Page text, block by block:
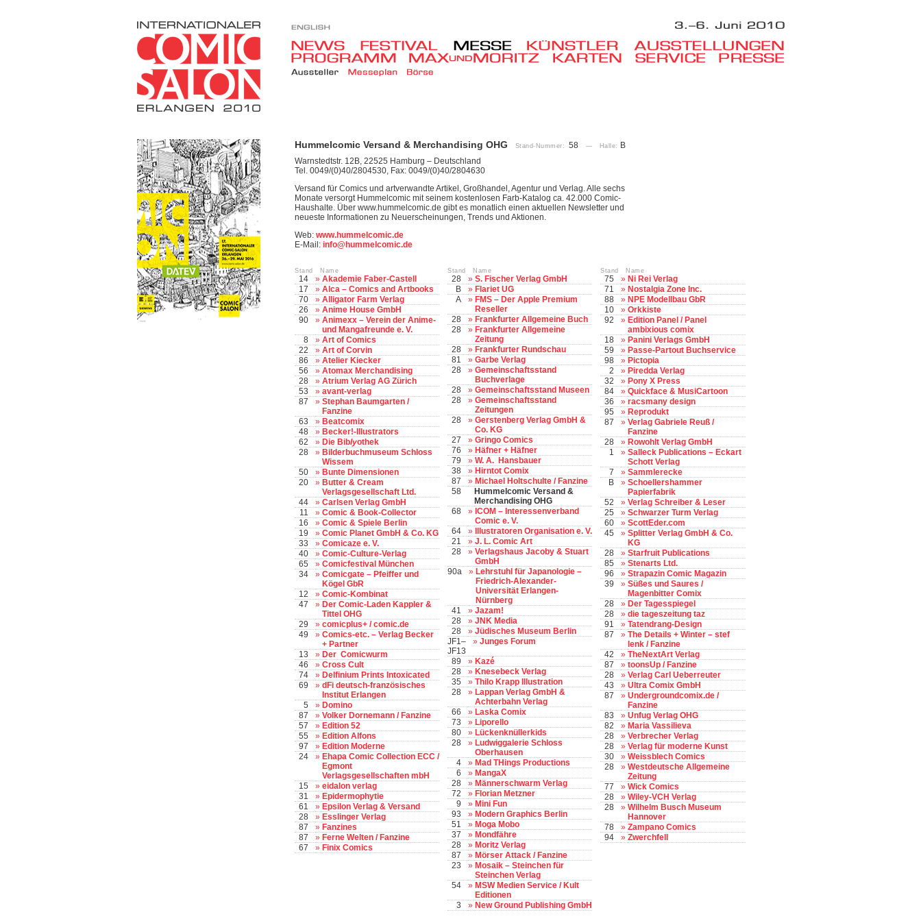
Hummelcomic Versand & Merchandising OHG Stand-Nummer: 58 — Halle:
B
Warnstedtstr. 12B, 22525 Hamburg – Deutschland
Tel. 0049/(0)40/2804530, Fax: 0049/(0)40/2804630
Versand für Comics und artverwandte Artikel, Großhandel, Agentur und Verlag. Alle sechs
Monate versorgt Hummelcomic mit seinem kostenlosen Farb-Katalog ca. 42.000 Comic-
Haushalte. Über www.hummelcomic.de gibt es monatlich einen aktuellen Newsletter und
neueste Informationen zu Neuerscheinungen, Trends und Aktionen.
Web: www.hummelcomic.de
E-Mail: info@hummelcomic.de
Stand Name Stand Name Stand Name
14 » Akademie Faber-Castell
17
» Alca – Comics and Artbooks
70
» Alligator Farm Verlag
26
» Anime House GmbH
90
» Animexx – Verein der Anime-
und Mangafreunde e. V.
8
» Art of Comics
22
» Art of Corvin
86
» Atelier Kiecker
56
» Atomax Merchandising
28
» Atrium Verlag AG Zürich
53
» avant-verlag
87
» Stephan Baumgarten /
Fanzine
63
» Beatcomix
48
» Becker!-Illustrators
62
» Die Biblyothek
28
» Bilderbuchmuseum Schloss
Wissem
50
» Bunte Dimensionen
20
» Butter & Cream
Verlagsgesellschaft Ltd.
44
» Carlsen Verlag GmbH
11
» Comic & Book-Collector
16
» Comic & Spiele Berlin
19
» Comic Planet GmbH & Co. KG
33
» Comicaze e. V.
40
» Comic-Culture-Verlag
65
» Comicfestival München
34
» Comicgate – Pfeiffer und
Kögel GbR
12
» Comic-Kombinat
47
» Der Comic-Laden Kappler &
Tittel OHG
29
» comicplus+ / comic.de
49
» Comics-etc. – Verlag Becker
+ Partner
13
» Der Comicwurm
46
» Cross Cult
74
» Delfinium Prints Intoxicated
69
» dFi deutsch-französisches
Institut Erlangen
5
» Domino
87
» Volker Dornemann / Fanzine
57
» Edition 52
55
» Edition Alfons
97
» Edition Moderne
24
» Ehapa Comic Collection ECC /
Egmont
Verlagsgesellschaften mbH
15
» eidalon verlag
31
» Epidermophytie
61
» Epsilon Verlag & Versand
28
» Esslinger Verlag
87
» Fanzines
87
» Ferne Welten / Fanzine
67
» Finix Comics
28 » S. Fischer Verlag GmbH
B
» Flariet UG
A
» FMS – Der Apple Premium
Reseller
28
» Frankfurter Allgemeine Buch
28
» Frankfurter Allgemeine
Zeitung
28
» Frankfurter Rundschau
81
» Garbe Verlag
28
» Gemeinschaftsstand
Buchverlage
28
» Gemeinschaftsstand Museen
28
» Gemeinschaftsstand
Zeitungen
28
» Gerstenberg Verlag GmbH &
Co. KG
27
» Gringo Comics
76
» Häfner + Häfner
79
» W. A. Hansbauer
38
» Hirntot Comix
87
» Michael Holtschulte / Fanzine
58
Hummelcomic Versand &
Merchandising OHG
68
» ICOM – Interessenverband
Comic e. V.
64
»
Illustratoren Organisation e. V.
21
» J. L. Comic Art
28
» Verlagshaus Jacoby & Stuart
GmbH
90a
» Lehrstuhl für Japanologie –
Friedrich-Alexander-
Universität Erlangen-
Nürnberg
41
» Jazam!
28
» JNK Media
28
» Jüdisches Museum Berlin
JF1–
JF13
» Junges Forum
89 » Kazé
28
» Knesebeck Verlag
35
» Thilo Krapp Illustration
28
» Lappan Verlag GmbH &
Achterbahn Verlag
66
» Laska Comix
73
» Liporello
80
» Lückenknüllerkids
28
» Ludwiggalerie Schloss
Oberhausen
4
» Mad THings Productions
6
» MangaX
28
» Männerschwarm Verlag
72
» Florian Metzner
9
» Mini Fun
93
» Modern Graphics Berlin
51
» Moga Mobo
37
» Mondfähre
28
» Moritz Verlag
87
» Mörser Attack / Fanzine
23
» Mosaik – Steinchen für
Steinchen Verlag
54
» MSW Medien Service / Kult
Editionen
3
» New Ground Publishing GmbH
75 » Ni Rei Verlag
71
» Nostalgia Zone Inc.
88
» NPE Modellbau GbR
10
» Orkkiste
92
» Edition Panel / Panel
ambixious comix
18
» Panini Verlags GmbH
59
» Passe-Partout Buchservice
98
» Pictopia
2
» Piredda Verlag
32
» Pony X Press
84
» Quickface & MusiCartoon
36
» racsmany design
95
» Reprodukt
87
» Verlag Gabriele Reuß /
Fanzine
28
» Rowohlt Verlag GmbH
1
» Salleck Publications – Eckart
Schott Verlag
7
» Sammlerecke
B
» Schoellershammer
Papierfabrik
52
» Verlag Schreiber & Leser
25
» Schwarzer Turm Verlag
60
» ScottEder.com
45
» Splitter Verlag GmbH & Co.
KG
28
» Starfruit Publications
85
» Stenarts Ltd.
96
» Strapazin Comic Magazin
39
» Süßes und Saures /
Magenbitter Comix
28
» Der Tagesspiegel
28
» die tageszeitung taz
91
» Tatendrang-Design
87
» The Details + Winter – stef
lenk / Fanzine
42
» TheNextArt Verlag
87
» toonsUp / Fanzine
28
» Verlag Carl Ueberreuter
43
» Ultra Comix GmbH
87
» Undergroundcomix.de /
Fanzine
83
» Unfug Verlag OHG
82
» Maria Vassilieva
28
» Verbrecher Verlag
28
» Verlag für moderne Kunst
30
» Weissblech Comics
28
» Westdeutsche Allgemeine
Zeitung
77
» Wick Comics
28
» Wiley-VCH Verlag
28
» Wilhelm Busch Museum
Hannover
78
» Zampano Comics
94
» Zwerchfell